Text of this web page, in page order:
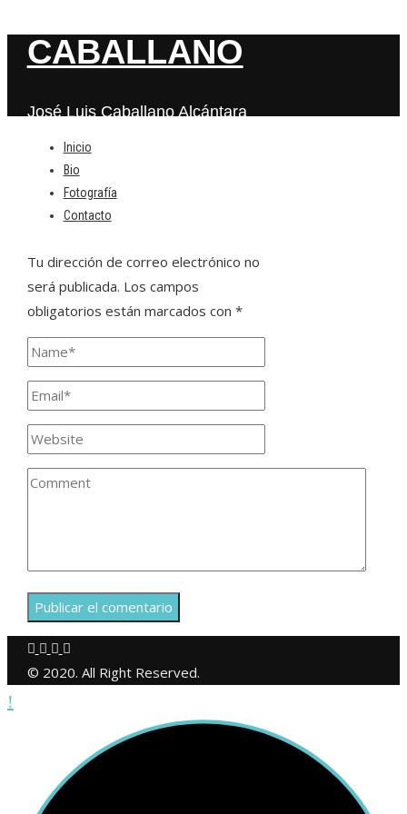
CABALLANO
José Luis Caballano Alcántara
Inicio
Bio
Fotografía
Contacto
Deja una respuesta
Tu dirección de correo electrónico no
será publicada. Los campos
obligatorios están marcados con *
© 2020. All Right Reserved.